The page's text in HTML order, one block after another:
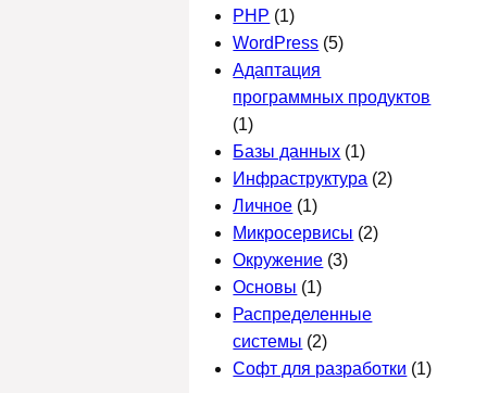
PHP (1)
WordPress (5)
Адаптация
программных продуктов
(1)
Базы данных (1)
Инфраструктура (2)
Личное (1)
Микросервисы (2)
Окружение (3)
Основы (1)
Распределенные
системы (2)
Софт для разработки (1)